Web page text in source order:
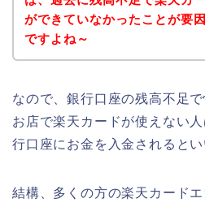
ができていなかったことが要
ですよね～
なので、銀行口座の残高不足
お店で楽天カードが使えない
行口座にお金を入金されるとい
結構、多くの方の楽天カードエ